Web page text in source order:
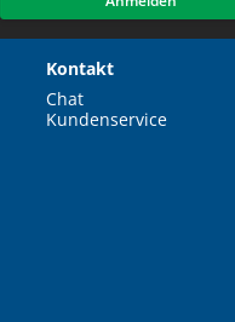
Kontakt
Chat
Kundenservice